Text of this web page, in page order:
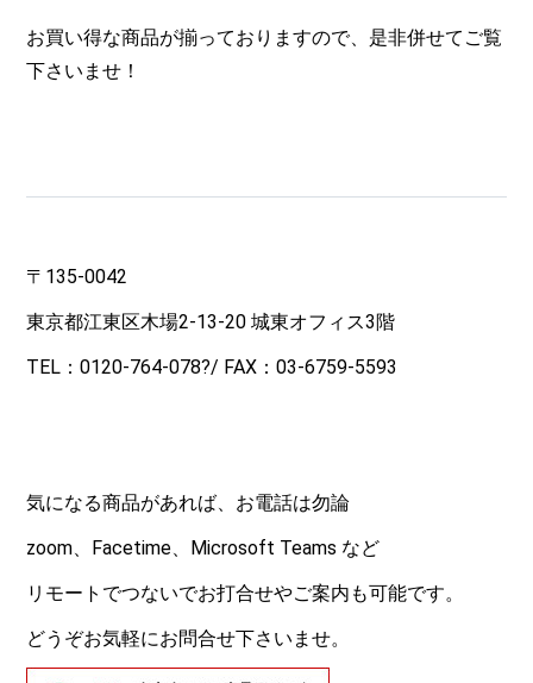
お買い得な商品が揃っておりますので、是非併せてご覧
下さいませ！
〒135-0042
東京都江東区木場2-13-20 城東オフィス3階
TEL：0120-764-078?/ FAX：03-6759-5593
気になる商品があれば、お電話は勿論
zoom、Facetime、Microsoft Teams など
リモートでつないでお打合せやご案内も可能です。
どうぞお気軽にお問合せ下さいませ。